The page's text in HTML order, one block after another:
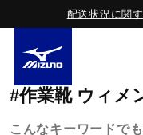
配送状況に関
ミズノ公式オンライン
#作業靴 ウィメ
こんなキーワードで